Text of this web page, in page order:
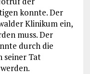
konnte. Der
Klinikum ein,
muss. Der
durch die
seiner Tat